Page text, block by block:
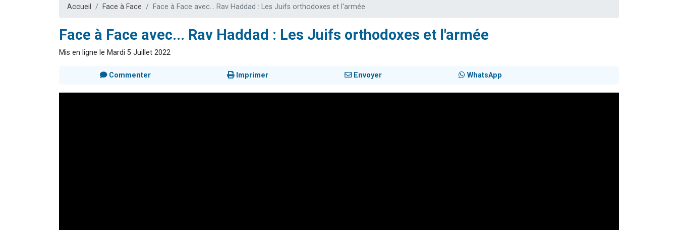
Accueil Face à Face Face à Face avec... Rav Haddad : Les Juifs orthodoxes et l'armée
Face à Face avec... Rav Haddad : Les Juifs orthodoxes et l'armée
Mis en ligne le Mardi 5 Juillet 2022
Commenter Imprimer Envoyer WhatsApp